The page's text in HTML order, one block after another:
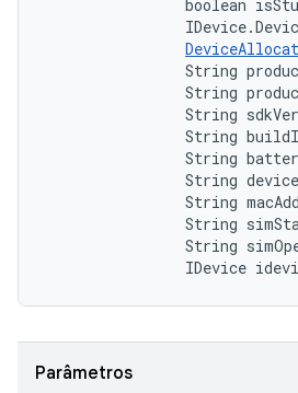
boolean
String
String
String
String
String
String
String
String
String
IDevice
Parâmetros